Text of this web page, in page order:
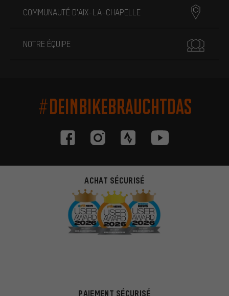
COMMUNAUTÉ D'AIX-LA-CHAPELLE
NOTRE ÉQUIPE
#DEINBIKEBRAUCHTDAS
ACHAT SÉCURISÉ
PAIEMENT SÉCURISÉ